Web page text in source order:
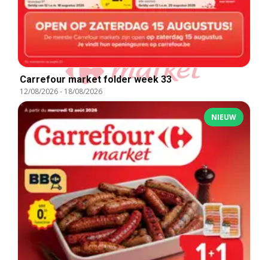
Carrefour market folder week 33
12/08/2026- 18/08/2026
NIEUW